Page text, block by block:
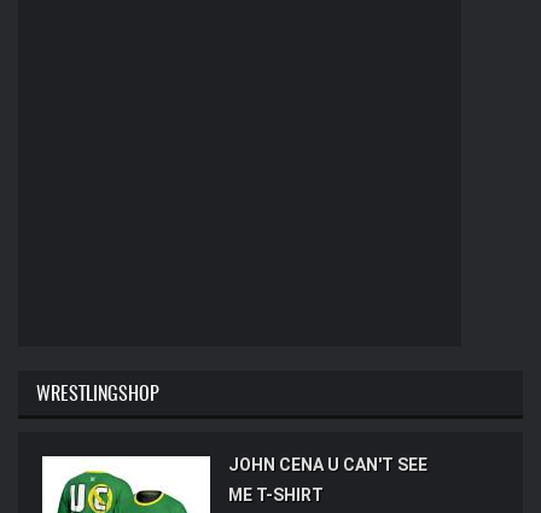
WRESTLINGSHOP
JOHN CENA U CAN'T SEE
ME T-SHIRT